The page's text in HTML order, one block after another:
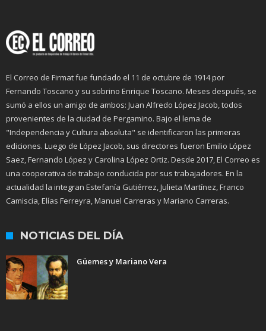
El Correo de Firmat fue fundado el 11 de octubre de 1914 por
Fernando Toscano y su sobrino Enrique Toscano. Meses después, se
sumó a ellos un amigo de ambos: Juan Alfredo López Jacob, todos
provenientes de la ciudad de Pergamino. Bajo el lema de
"Independencia y Cultura absoluta" se identificaron las primeras
ediciones. Luego de López Jacob, sus directores fueron Emilio López
Saez, Fernando López y Carolina López Ortiz. Desde 2017, El Correo es
una cooperativa de trabajo conducida por sus trabajadores. En la
actualidad la integran Estefanía Gutiérrez, Julieta Martínez, Franco
Camiscia, Elías Ferreyra, Manuel Carreras y Mariano Carreras.
NOTICIAS DEL DÍA
Güemes y Mariano Vera